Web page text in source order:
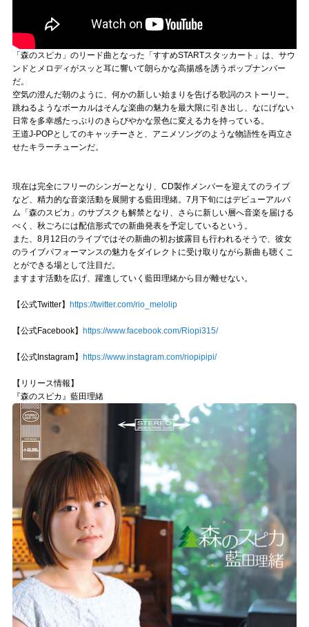
「森のスピカ」のリード曲となった「すすめSTARTスタッカート」は、サウ
ンドとメロディがスッと耳に響いて朗らかな高揚感を誘うポップナンバー
だ。
空気の澄んだ朝のように、何かの新しい始まりを告げる歌詞のストーリー。
跳ねるようなボーカルはそんな楽曲の魅力を最大限に引き出し、なにげない
日常を多幸感たっぷりのきらびやかな景色に変える力を持っている。
王道J-POPとしてのキャッチーさと、アニメソングのような物語性を両立さ
せたキラーチューンだ。
現在は完全にフリーのシンガーとなり、CD製作メンバーを迎えてのライブ
など、精力的な音楽活動を展開する藍田理緒。7月下旬にはデビューアルバ
ム「森のスピカ」のサブスクも解禁となり、さらに新しい層へ音楽を届ける
べく、秋ごろには配信形式での新曲発表を予定しているという。
また、8月12日のライブではその新曲の初お披露目も行われるそうで、彼女
のライブパフォーマンスの魅力をダイレクトに受け取りながら新曲も聴くこ
とができる場として注目だ。
ますます活動を広げ、躍進していく藍田理緒から目が離せない。
【公式Twitter】 https://twitter.com/rio_melolip
【公式Facebook】 https://www.facebook.com/Riopi315/
【公式Instagram】 https://www.instagram.com/riopipipi/
【リリース情報】
『森のスピカ』藍田理緒